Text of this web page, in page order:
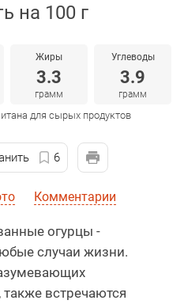
на 100 г
Жиры
3.3
грамм
Углеводы
3.9
грамм
для сырых продуктов
6
Комментарии
огурцы -
случаи жизни.
встречаются